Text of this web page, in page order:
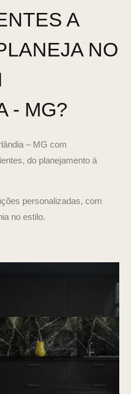
A
NO
- MG?
– MG com
do planejamento à
personalizadas, com
no estilo.